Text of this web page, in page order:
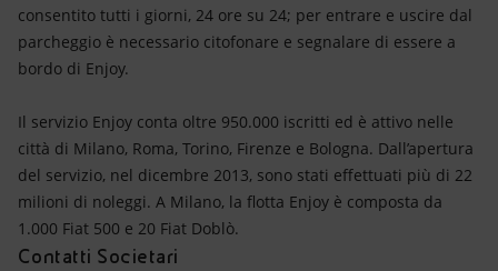
consentito tutti i giorni, 24 ore su 24; per entrare e uscire dal
parcheggio è necessario citofonare e segnalare di essere a
bordo di Enjoy.
Il servizio Enjoy conta oltre 950.000 iscritti ed è attivo nelle
città di Milano, Roma, Torino, Firenze e Bologna. Dall’apertura
del servizio, nel dicembre 2013, sono stati effettuati più di 22
milioni di noleggi. A Milano, la flotta Enjoy è composta da
1.000 Fiat 500 e 20 Fiat Doblò.
Contatti Societari